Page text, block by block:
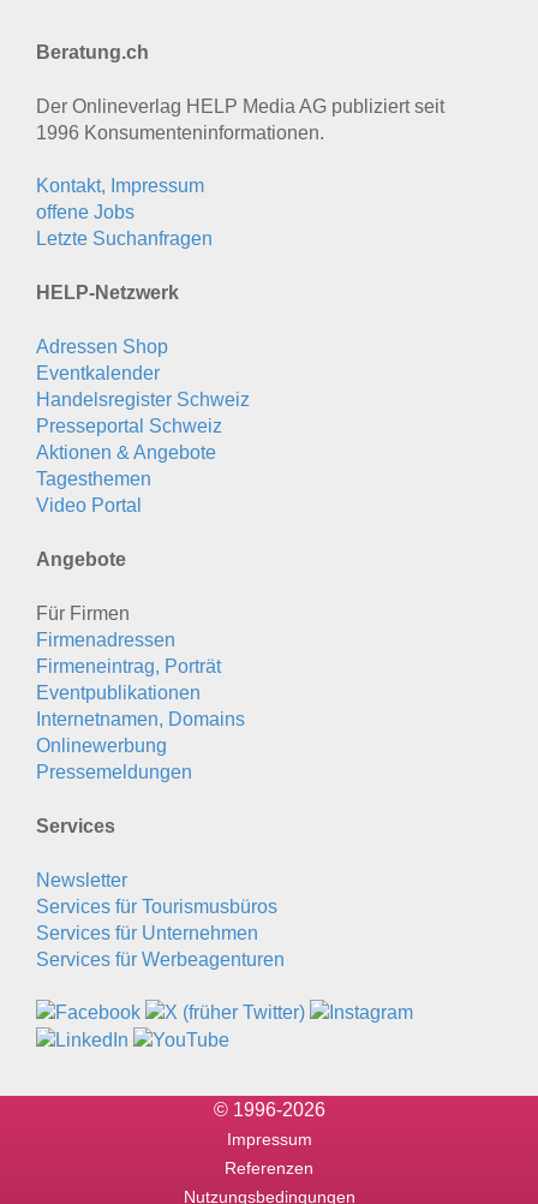
Beratung.ch
Der Onlineverlag HELP Media AG publiziert seit
1996 Konsumenten­informationen.
Kontakt, Impressum
offene Jobs
Letzte Suchanfragen
HELP-Netzwerk
Adressen Shop
Eventkalender
Handelsregister Schweiz
Presseportal Schweiz
Aktionen & Angebote
Tagesthemen
Video Portal
Angebote
Für Firmen
Firmenadressen
Firmeneintrag, Porträt
Eventpublikationen
Internetnamen, Domains
Onlinewerbung
Pressemeldungen
Services
Newsletter
Services für Tourismusbüros
Services für Unternehmen
Services für Werbeagenturen
© 1996-2026
Impressum
Referenzen
Nutzungsbedingungen